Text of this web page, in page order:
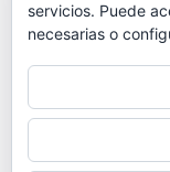
¡Síguenos
servicios. Puede
necesarias o